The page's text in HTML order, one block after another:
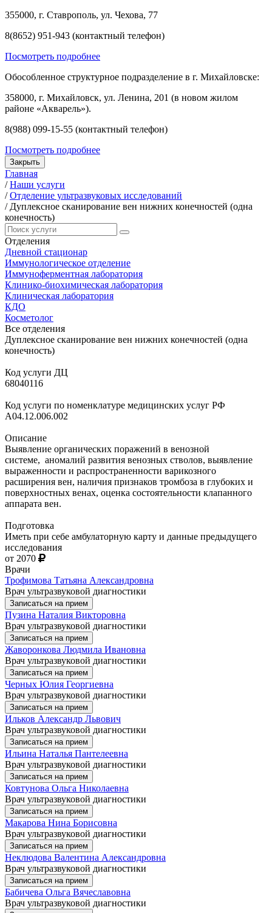
355000, г. Ставрополь, ул. Чехова, 77
8(8652) 951-943 (контактный телефон)
Посмотреть подробнее
Обособленное структурное подразделение в г. Михайловске:
358000, г. Михайловск, ул. Ленина, 201 (в новом жилом
районе «Акварель»).
8(988) 099-15-55 (контактный телефон)
Посмотреть подробнее
Закрыть
Главная
/ Наши услуги
/ Отделение ультразвуковых исследований
/ Дуплексное сканирование вен нижних конечностей (одна
конечность)
Отделения
Дневной стационар
Иммунологическое отделение
Иммуноферментная лаборатория
Клинико-биохимическая лаборатория
Клиническая лаборатория
КДО
Косметолог
Все отделения
Дуплексное сканирование вен нижних конечностей (одна
конечность)
Код услуги ДЦ
68040116
Код услуги по номенклатуре медицинских услуг РФ
A04.12.006.002
Описание
Выявление органических поражений в венозной
системе, аномалий развития венозных стволов, выявление
выраженности и распространенности варикозного
расширения вен, наличия признаков тромбоза в глубоких и
поверхностных венах, оценка состоятельности клапанного
аппарата вен.
Подготовка
Иметь при себе амбулаторную карту и данные предыдущего
исследования
от 2070
Врачи
Трофимова Татьяна Александровна
Врач ультразвуковой диагностики
Записаться на прием
Пузина Наталия Викторовна
Врач ультразвуковой диагностики
Записаться на прием
Жаворонкова Людмила Ивановна
Врач ультразвуковой диагностики
Записаться на прием
Черных Юлия Георгиевна
Врач ультразвуковой диагностики
Записаться на прием
Ильков Александр Львович
Врач ультразвуковой диагностики
Записаться на прием
Ильина Наталья Пантелеевна
Врач ультразвуковой диагностики
Записаться на прием
Ковтунова Ольга Николаевна
Врач ультразвуковой диагностики
Записаться на прием
Макарова Нина Борисовна
Врач ультразвуковой диагностики
Записаться на прием
Неклюдова Валентина Александровна
Врач ультразвуковой диагностики
Записаться на прием
Бабичева Ольга Вячеславовна
Врач ультразвуковой диагностики